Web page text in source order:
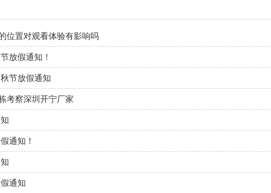
位置对观看体验有影响吗
放假通知！
节放假通知
考察深圳开宁厂家
通知！
通知